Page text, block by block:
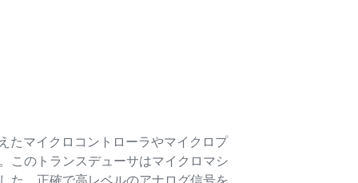
たマイクロコントローラやマイクロプ
このトランスデューサはマイクロマシ
た、正確で高レベルのアナログ信号を